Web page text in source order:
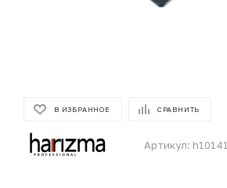
В ИЗБРАННОЕ СРАВНИТЬ
Артикул: h10141